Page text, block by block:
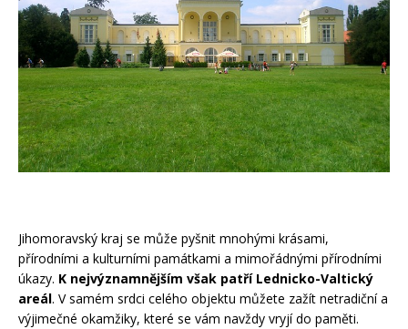
Jihomoravský kraj se může pyšnit mnohými krásami,
přírodními a kulturními památkami a mimořádnými přírodními
úkazy. K nejvýznamnějším však patří Lednicko-Valtický
areál. V samém srdci celého objektu můžete zažít netradiční a
výjimečné okamžiky, které se vám navždy vryjí do paměti.